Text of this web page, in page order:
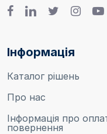
Інформація
Каталог рішень
Про нас
Інформація про
повернення